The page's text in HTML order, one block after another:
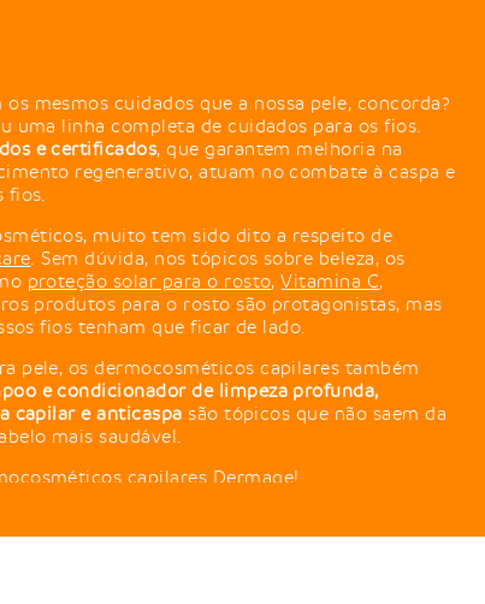
mesmos cuidados que a nossa pele, concorda?
uma linha completa de cuidados para os fios.
e certificados, que garantem melhoria na
regenerativo, atuam no combate à caspa e
fios.
muito tem sido dito a respeito de
. Sem dúvida, nos tópicos sobre beleza, os
proteção solar para o rosto,Vitamina C,
produtos para o rosto são protagonistas, mas
fios tenham que ficar de lado.
pele, os dermocosméticos capilares também
e condicionador de limpeza profunda,
capilar e anticaspa são tópicos que não saem da
mais saudável.
capilares Dermage!